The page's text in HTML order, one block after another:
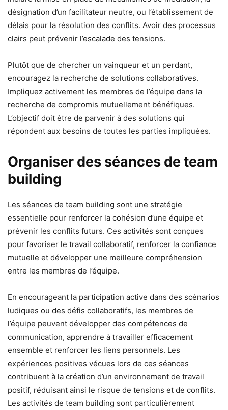
désignation d’un facilitateur neutre, ou l’établissement de
délais pour la résolution des conflits. Avoir des processus
clairs peut prévenir l’escalade des tensions.
Plutôt que de chercher un vainqueur et un perdant,
encouragez la recherche de solutions collaboratives.
Impliquez activement les membres de l’équipe dans la
recherche de compromis mutuellement bénéfiques.
L’objectif doit être de parvenir à des solutions qui
répondent aux besoins de toutes les parties impliquées.
Organiser des séances de team
building
Les séances de team building sont une stratégie
essentielle pour renforcer la cohésion d’une équipe et
prévenir les conflits futurs. Ces activités sont conçues
pour favoriser le travail collaboratif, renforcer la confiance
mutuelle et développer une meilleure compréhension
entre les membres de l’équipe.
En encourageant la participation active dans des scénarios
ludiques ou des défis collaboratifs, les membres de
l’équipe peuvent développer des compétences de
communication, apprendre à travailler efficacement
ensemble et renforcer les liens personnels. Les
expériences positives vécues lors de ces séances
contribuent à la création d’un environnement de travail
positif, réduisant ainsi le risque de tensions et de conflits.
Les activités de team building sont particulièrement